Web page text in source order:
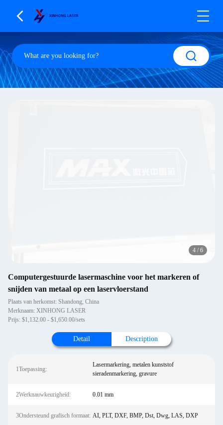
4 / 6
Computergestuurde lasermaschine voor het markeren of
snijden van metaal op een laservloerstand
Plaats van herkomst: Shandong, China
Merknaam: XINHONG LASER
Prijs: $1,132.00 - $1,650.00/sets
Detail Description
1Toepassing:
Lasermarkering, metalen kunststof
sieradenmarkering, gravure
2Werknauwkeurigheid: 0.01 mm
3Ondersteund grafisch formaat: AI, PLT, DXF, BMP, Dst, Dwg, LAS, DXP